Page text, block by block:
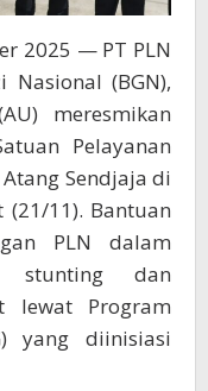
2025 — PT PLN
Nasional (BGN),
meresmikan
Pelayanan
Atang Sendjaja di
11). Bantuan
PLN dalam
stunting dan
lewat Program
yang diinisiasi